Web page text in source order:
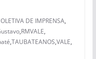
DE IMPRENSA,
,RMVALE,
,TAUBATEANOS,VALE,